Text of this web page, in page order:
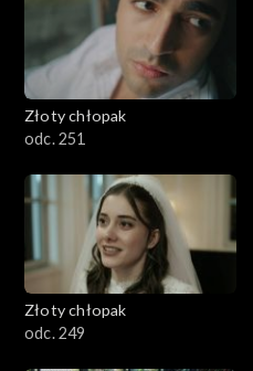
Złoty chłopak
odc. 251
Złoty chłopak
odc. 249